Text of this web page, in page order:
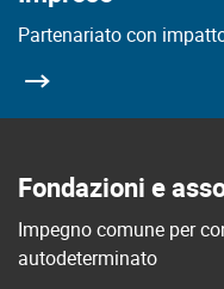
Partenariato con
Fondazioni e
Impegno comune per
autodeterminato